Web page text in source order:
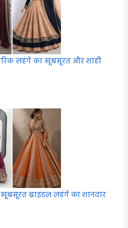
लहंगे का खूबसूरत और शाही
ब्राइडल लहंगे का शानदार